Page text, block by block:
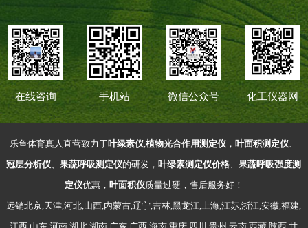
在线咨询 手机站 微信公众号 化工仪器网
乐鱼体育真人直营致力于叶绿素仪,植物光合作用测定仪 ，叶面积测定仪、
冠层分析仪、果蔬呼吸测定仪的研发，叶绿素测定仪价格、果蔬呼吸强度测
定仪优惠， 叶面积仪质量过硬，售后服务好！
远销北京,天津,河北,山西,内蒙古,辽宁,吉林,黑龙江,上海,江苏,浙江,安徽,福建,